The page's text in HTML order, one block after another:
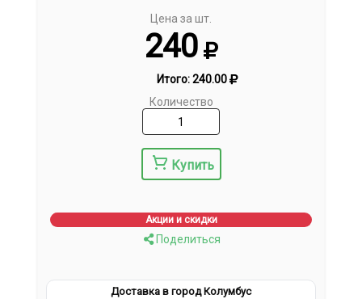
Цена за шт.
240
Итого:240.00
Количество
Купить
Акции и скидки
Поделиться
Доставка в город Колумбус